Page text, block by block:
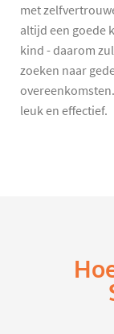
met
altijd een goede
kind - daarom
zoeken naar
leuk en effectief.